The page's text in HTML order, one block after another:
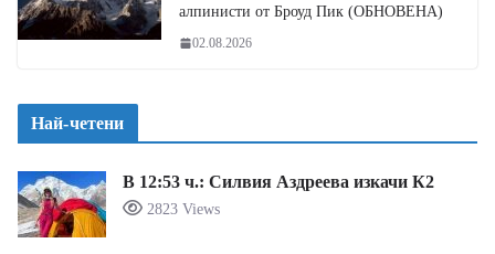
алпинисти от Броуд Пик (ОБНОВЕНА)
02.08.2026
Най-четени
В 12:53 ч.: Силвия Аздреева изкачи К2
2823 Views